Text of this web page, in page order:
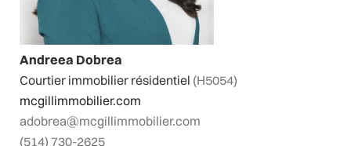
Andreea Dobrea
Courtier immobilier résidentiel (H5054)
mcgillimmobilier.com
adobrea@mcgillimmobilier.com
(514) 730-2625